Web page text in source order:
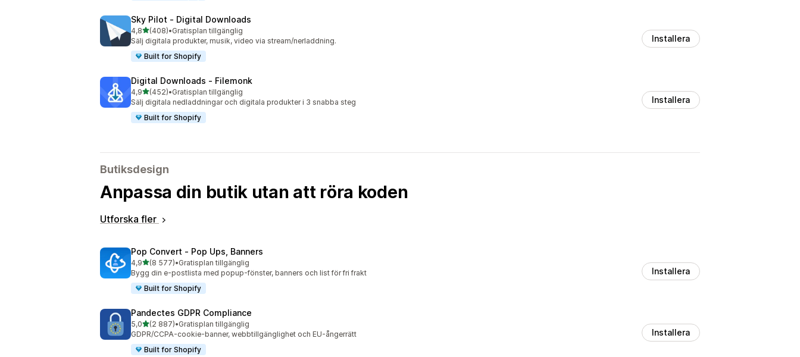
Sky Pilot ‑ Digital Downloads
4,8av 5 stjärnor
(408)
408 recensioner totalt
•Gratisplan tillgänglig
Sälj digitala produkter, musik, video via stream/nerladdning.
Built for Shopify
Installera
Digital Downloads ‑ Filemonk
4,9av 5 stjärnor
(452)
452 recensioner totalt
•Gratisplan tillgänglig
Sälj digitala nedladdningar och digitala produkter i 3 snabba steg
Built for Shopify
Installera
Butiksdesign
Anpassa din butik utan att röra koden
Utforska fler
Pop Convert ‑ Pop Ups, Banners
4,9av 5 stjärnor
(8 577)
8577 recensioner totalt
•Gratisplan tillgänglig
Bygg din e-postlista med popup-fönster, banners och list för fri frakt
Built for Shopify
Installera
Pandectes GDPR Compliance
5,0av 5 stjärnor
(2 887)
2887 recensioner totalt
•Gratisplan tillgänglig
GDPR/CCPA-cookie-banner, webbtillgänglighet och EU-ångerrätt
Built for Shopify
Installera